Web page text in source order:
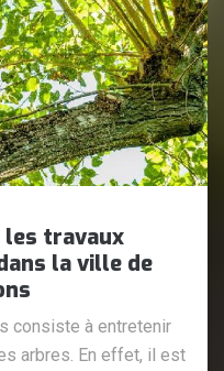
les travaux
la ville de
consiste à entretenir
arbres. En effet, il est